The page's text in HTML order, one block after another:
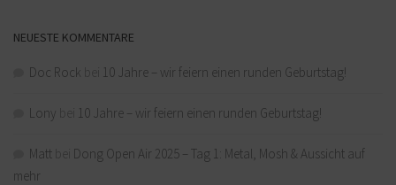
NEUESTE KOMMENTARE
Doc Rock 10 Jahre – wir feiern einen runden Geburtstag!
Lony 10 Jahre – wir feiern einen runden Geburtstag!
Matt
Dong Open Air 2025 – Tag 1: Metal, Mosh & Aussicht auf
mehr